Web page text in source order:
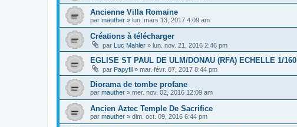
Ancienne Villa Romaine
par mauther » lun. mars 13, 2017 4:09 am
Créations à télécharger
par Luc Mahler » lun. nov. 21, 2016 2:46 pm
EGLISE ST PAUL DE ULM/DONAU (RFA) ECHELLE 1/160
par Papyfil » mar. févr. 07, 2017 8:44 pm
Diorama de tombe profane
par mauther » mer. nov. 02, 2016 12:09 am
Ancien Aztec Temple De Sacrifice
par mauther » dim. oct. 09, 2016 6:44 pm